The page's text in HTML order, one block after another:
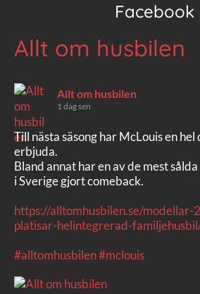
Facebook
Allt om husbilen
Allt om husbilen
1 dag sen
Till nästa säsong har McLouis en
erbjuda.
Bland annat har en av de mest
i Sverige gjort comeback.
https://alltomhusbilen.se/modellar-
platisar-helintegrerad-
#alltomhusbilen#mclouis